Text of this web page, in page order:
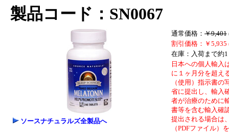
製品コード：SN0067
ソースナチュラルズ全製品へ
通常価格： ￥9,401
割引価格：￥5,935
在庫：入荷まで約
日本への個人輸入
に１ヶ月分を超え
（使用）指示書
省に提出し、輸入
者が治療のために
書等を含む輸入確
提出される場合は
（PDFファイル